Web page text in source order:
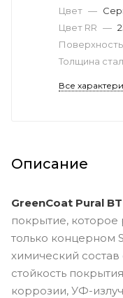
Цвет —
Цвет RR —
Поверхность
Толщина
Все
Описание
GreenCoat Pural BT
покрытие, которое
только концерном
химический
стойкость
коррозии, УФ-